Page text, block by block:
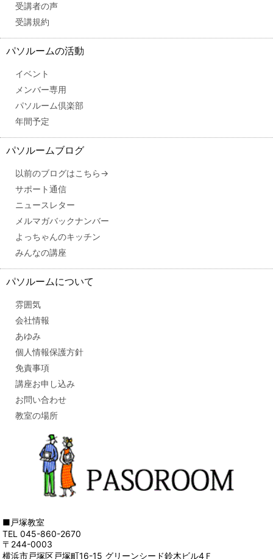
受講者の声
受講規約
パソルームの活動
イベント
メンバー専用
パソルーム倶楽部
年間予定
パソルームブログ
以前のブログはこちら→
サポート通信
ニュースレター
メルマガバックナンバー
よっちゃんのキッチン
みんなの講座
パソルームについて
雰囲気
会社情報
あゆみ
個人情報保護方針
免責事項
講座お申し込み
お問い合わせ
教室の場所
■戸塚教室
TEL 045-860-2670
〒244-0003
横浜市戸塚区戸塚町16-15 グリーンシード鈴木ビル4Ｆ